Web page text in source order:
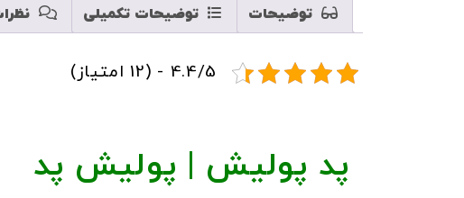
توضیحات توضیحات تکمیلی
4.4/5 - (12 امتیاز)
پد پولیش | پولیش پد